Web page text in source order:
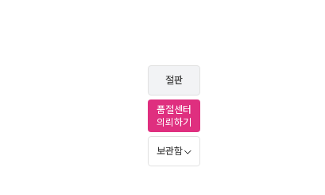
절판
품절센터
의뢰하기
보관함